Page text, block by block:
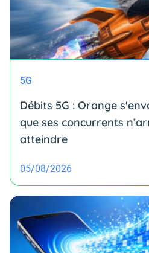
5G
Débits 5G : Orange
que ses concurrents
atteindre
05/08/2026